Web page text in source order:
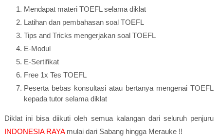
Mendapat materi TOEFL selama diklat
Latihan dan pembahasan soal TOEFL
Tips and Tricks mengerjakan soal TOEFL
E-Modul
E-Sertifikat
Free 1x Tes TOEFL
Peserta bebas konsultasi atau bertanya mengenai TOEFL
kepada tutor selama diklat
Diklat ini bisa diikuti oleh semua kalangan dari seluruh penjuru
INDONESIA RAYAmulai dari Sabang hingga Merauke !!